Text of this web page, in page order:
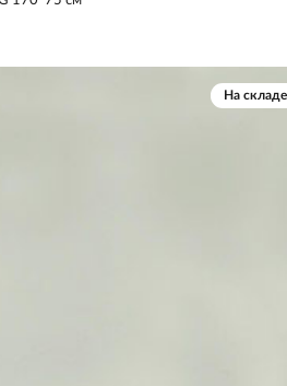
На складе